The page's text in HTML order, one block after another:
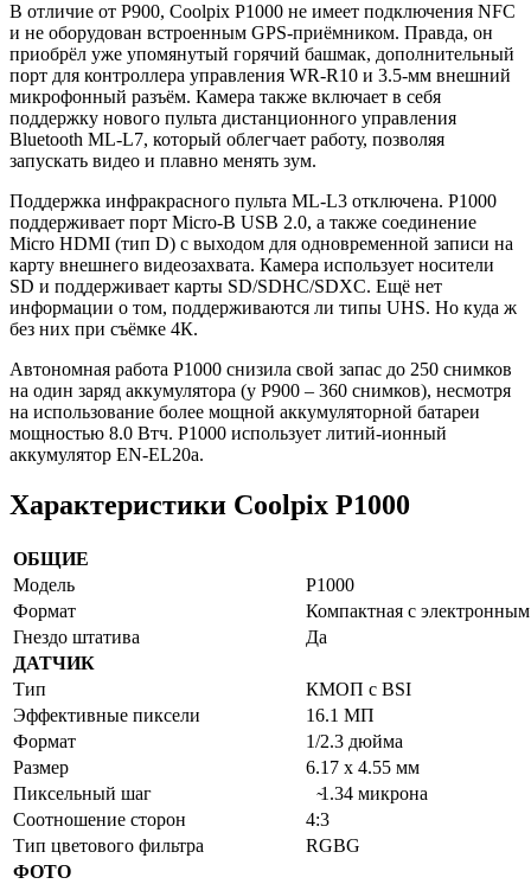
В отличие от P900, Coolpix P1000 не имеет подключения NFC
и не оборудован встроенным GPS-приёмником. Правда, он
приобрёл уже упомянутый горячий башмак, дополнительный
порт для контроллера управления WR-R10 и 3.5-мм внешний
микрофонный разъём. Камера также включает в себя
поддержку нового пульта дистанционного управления
Bluetooth ML-L7, который облегчает работу, позволяя
запускать видео и плавно менять зум.
Поддержка инфракрасного пульта ML-L3 отключена. P1000
поддерживает порт Micro-B USB 2.0, а также соединение
Micro HDMI (тип D) с выходом для одновременной записи на
карту внешнего видеозахвата. Камера использует носители
SD и поддерживает карты SD/SDHC/SDXC. Ещё нет
информации о том, поддерживаются ли типы UHS. Но куда ж
без них при съёмке 4К.
Автономная работа P1000 снизила свой запас до 250 снимков
на один заряд аккумулятора (у P900 – 360 снимков), несмотря
на использование более мощной аккумуляторной батареи
мощностью 8.0 Втч. P1000 использует литий-ионный
аккумулятор EN-EL20a.
Характеристики Coolpix P1000
ОБЩИЕ
Модель
P1000
Формат
Компактная с
Гнездо штатива
Да
ДАТЧИК
Тип
КМОП с BSI
Эффективные пиксели
16.1 МП
Формат
1/2.3 дюйма
Размер
6.17 х 4.55 мм
Пиксельный шаг
̴1.34 микрона
Соотношение сторон
4:3
Тип цветового фильтра
RGBG
ФОТО